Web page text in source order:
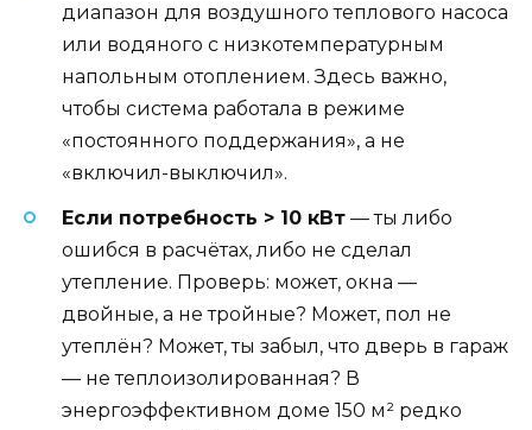
диапазон для воздушного теплового насоса
или водяного с низкотемпературным
напольным отоплением. Здесь важно,
чтобы система работала в режиме
«постоянного поддержания», а не
«включил-выключил».
Если потребность > 10 кВт — ты либо
ошибся в расчётах, либо не сделал
утепление. Проверь: может, окна —
двойные, а не тройные? Может, пол не
утеплён? Может, ты забыл, что дверь в гараж
— не теплоизолированная? В
энергоэффективном доме 150 м² редко